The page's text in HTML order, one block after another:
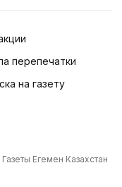
перепечатки
на газету
Егемен Казахстан